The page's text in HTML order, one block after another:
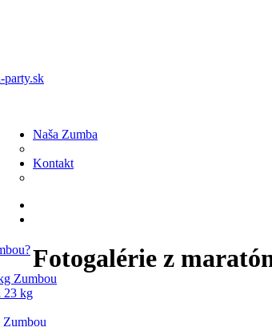
Zumbou
23 kg
Zumbou
Naša Zumba
Kontakt
Fotogalérie z